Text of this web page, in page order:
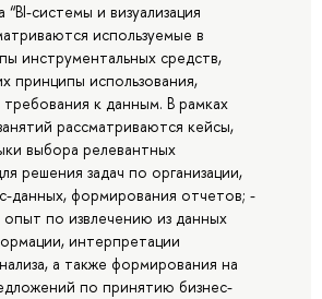
“BI-системы и визуализация
используемые в
инструментальных средств,
принципы использования,
к данным. В рамках
рассматриваются кейсы,
выбора релевантных
решения задач по организации,
данных, формирования отчетов; -
опыт по извлечению из данных
интерпретации
а также формирования на
по принятию бизнес-